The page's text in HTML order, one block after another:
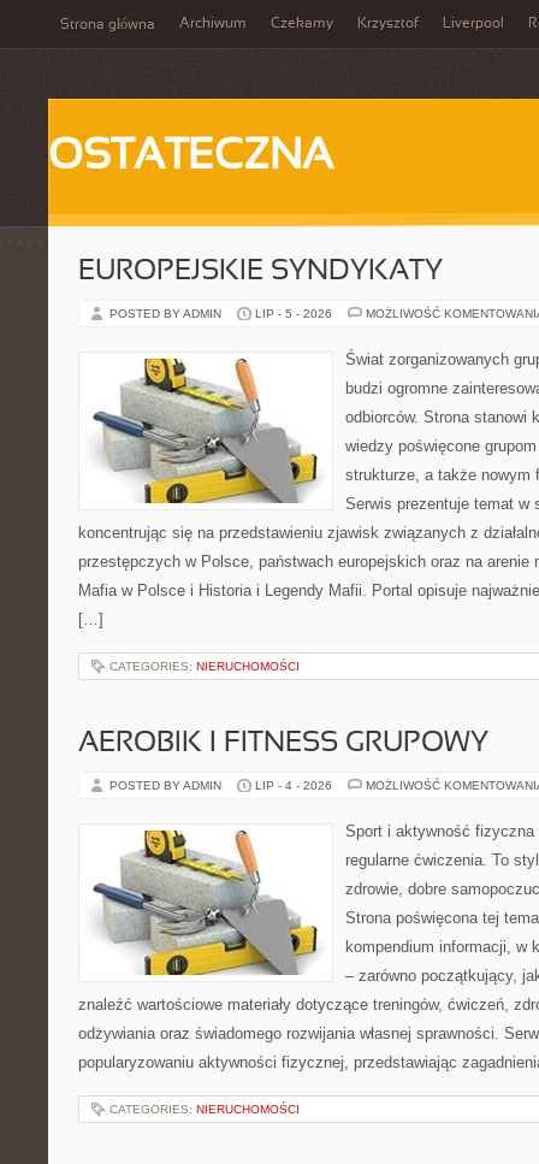
Strona główna Archiwum Czekamy Krzysztof Liverpool
OSTATECZNA
EUROPEJSKIE SYNDYKATY
POSTED BY ADMIN LIP - 5 - 2026 MOŻLIWOŚĆ
Świat zorganizowanych
budzi ogromne
odbiorców. Strona stanowi
wiedzy poświęcone
strukturze, a także nowym
Serwis prezentuje temat w
koncentrując się na przedstawieniu zjawisk związanych z
przestępczych w Polsce, państwach europejskich oraz na arenie
Mafia w Polsce i Historia i Legendy Mafii. Portal opisuje
[…]
CATEGORIES: NIERUCHOMOŚCI
AEROBIK I FITNESS GRUPOWY
POSTED BY ADMIN LIP - 4 - 2026 MOŻLIWOŚĆ
Sport i aktywność
regularne ćwiczenia. To
zdrowie, dobre
Strona poświęcona tej
kompendium informacji, w
– zarówno początkujący,
znaleźć wartościowe materiały dotyczące treningów, ćwiczeń,
odżywiania oraz świadomego rozwijania własnej sprawności.
popularyzowaniu aktywności fizycznej, przedstawiając
CATEGORIES: NIERUCHOMOŚCI